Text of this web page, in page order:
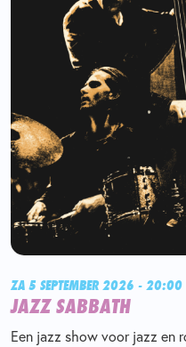
ZA 5 SEPTEMBER 2026 - 20:00
JAZZ SABBATH
Een jazz show voor jazz en